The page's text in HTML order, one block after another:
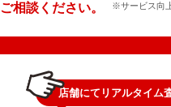
ご相談ください。
※サービス向
店舗にてリアルタイム